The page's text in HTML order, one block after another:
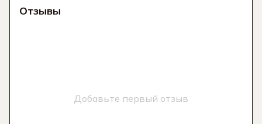
Отзывы
Добавьте первый отзыв